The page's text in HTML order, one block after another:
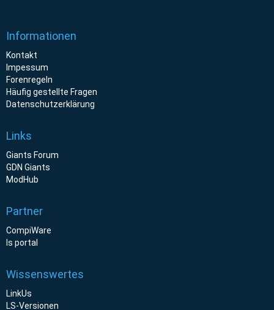
Informationen
Kontakt
Impessum
Forenregeln
Häufig gestellte Fragen
Datenschutzerklärung
Links
Giants Forum
GDN Giants
ModHub
Partner
CompiWare
ls portal
Wissenswertes
LinkUs
LS-Versionen